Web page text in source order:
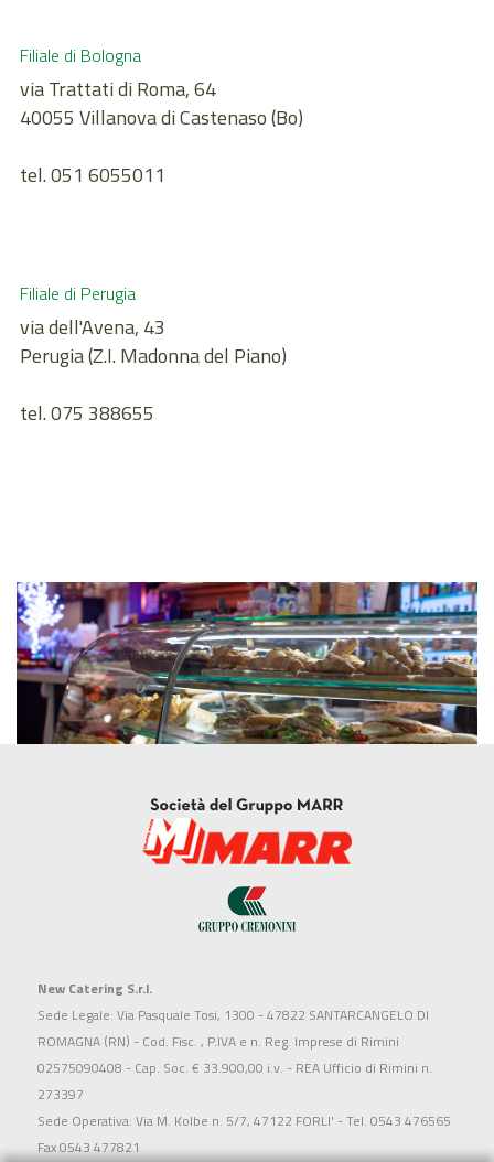
Filiale di Bologna
via Trattati di Roma, 64
40055 Villanova di Castenaso (Bo)
tel. 051 6055011
Filiale di Perugia
via dell'Avena, 43
Perugia (Z.I. Madonna del Piano)
tel. 075 388655
New Catering S.r.l.
Sede Legale: Via Pasquale Tosi, 1300 - 47822 SANTARCANGELO DI
ROMAGNA (RN) - Cod. Fisc. , P.IVA e n. Reg. Imprese di Rimini
02575090408 - Cap. Soc. € 33.900,00 i.v. - REA Ufficio di Rimini n.
273397
Sede Operativa: Via M. Kolbe n. 5/7, 47122 FORLI' - Tel. 0543 476565
Fax 0543 477821